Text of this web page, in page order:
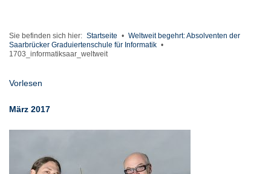
Sie befinden sich hier: Startseite • Weltweit begehrt: Absolventen der
Saarbrücker Graduiertenschule für Informatik •
1703_informatiksaar_weltweit
Vorlesen
März 2017